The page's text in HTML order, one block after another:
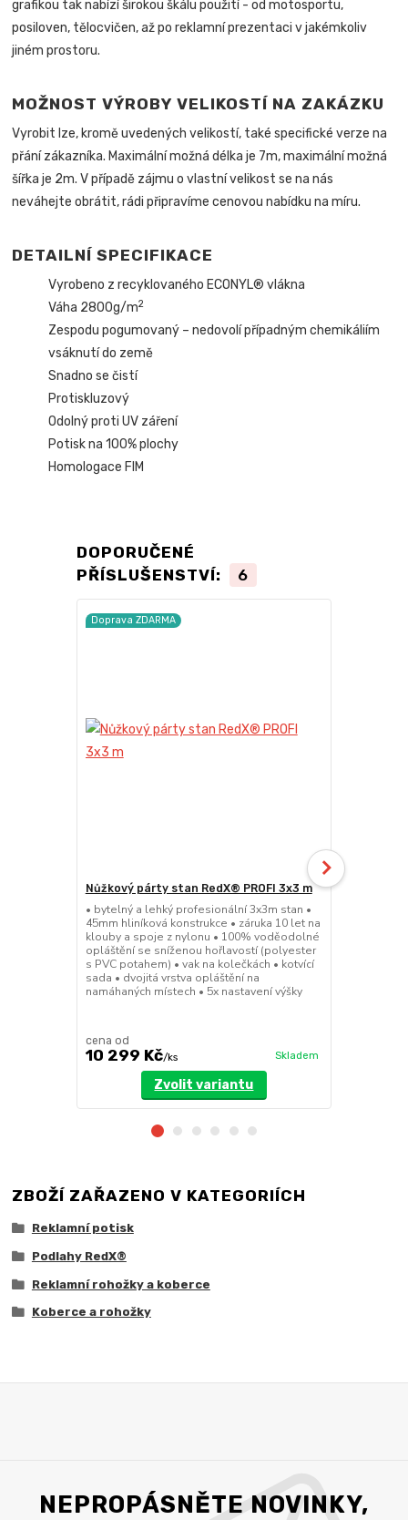
grafikou tak nabízí širokou škálu použití - od motosportu,
posiloven, tělocvičen, až po reklamní prezentaci v jakémkoliv
jiném prostoru.
MOŽNOST VÝROBY VELIKOSTÍ NA ZAKÁZKU
Vyrobit lze, kromě uvedených velikostí, také specifické verze na
přání zákazníka. Maximální možná délka je 7m, maximální možná
šířka je 2m. V případě zájmu o vlastní velikost se na nás
neváhejte obrátit, rádi připravíme cenovou nabídku na míru.
DETAILNÍ SPECIFIKACE
Vyrobeno z recyklovaného ECONYL® vlákna
Váha 2800g/m2
Zespodu pogumovaný – nedovolí případným chemikáliím
vsáknutí do země
Snadno se čistí
Protiskluzový
Odolný proti UV záření
Potisk na 100% plochy
Homologace FIM
DOPORUČENÉ
PŘÍSLUŠENSTVÍ:
6
Doprava ZDARMA
Nůžkový párty stan RedX® PROFI 3x3 m
• bytelný a lehký profesionální 3x3m stan •
45mm hliníková konstrukce • záruka 10 let na
klouby a spoje z nylonu • 100% voděodolné
opláštění se sníženou hořlavostí (polyester
s PVC potahem) • vak na kolečkách • kotvící
sada • dvojitá vrstva opláštění na
namáhaných místech • 5x nastavení výšky
cena od
10 299 Kč/ks Skladem
Zvolit variantu
ZBOŽÍ ZAŘAZENO V KATEGORIÍCH
Reklamní potisk
Podlahy RedX®
Reklamní rohožky a koberce
Koberce a rohožky
NEPROPÁSNĚTE NOVINKY,